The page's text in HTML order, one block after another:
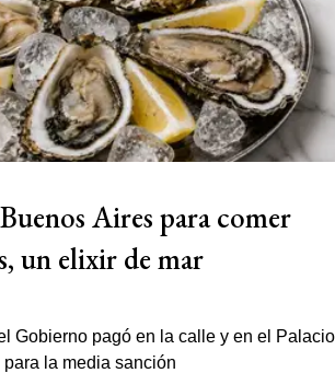
Aires para comer
un elixir de mar